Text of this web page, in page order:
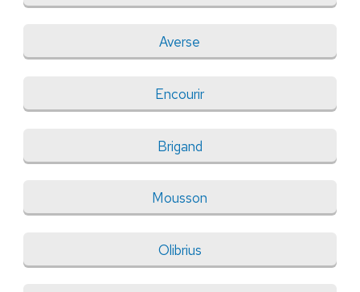
Averse
Encourir
Brigand
Mousson
Olibrius